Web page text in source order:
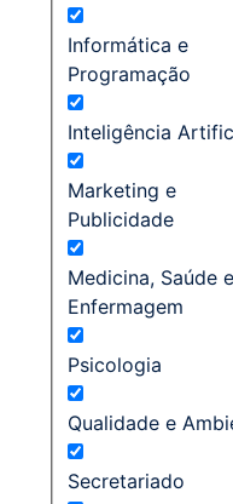
Informática e
Programação
Inteligência
Marketing e
Publicidade
Medicina, Saúde e
Enfermagem
Psicologia
Qualidade e
Secretariado